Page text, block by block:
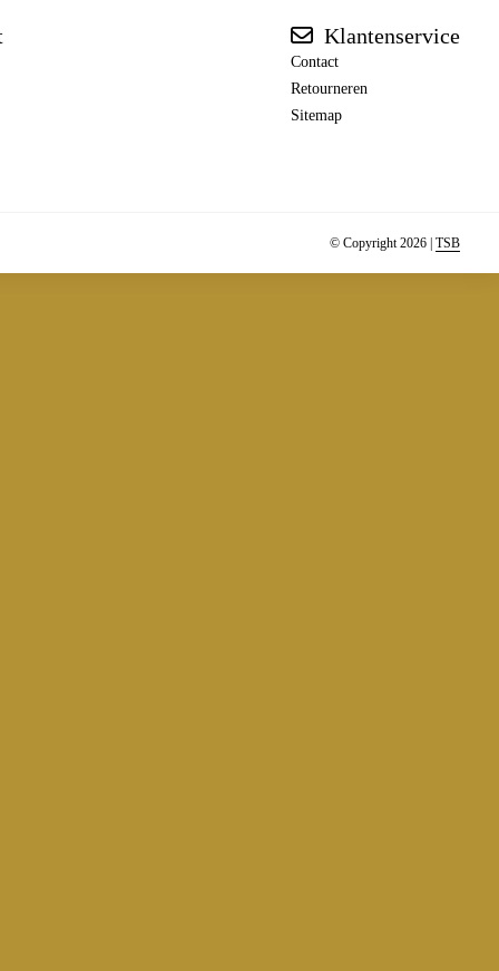
Klantenservice
Contact
Retourneren
Sitemap
© Copyright 2026 | TSB